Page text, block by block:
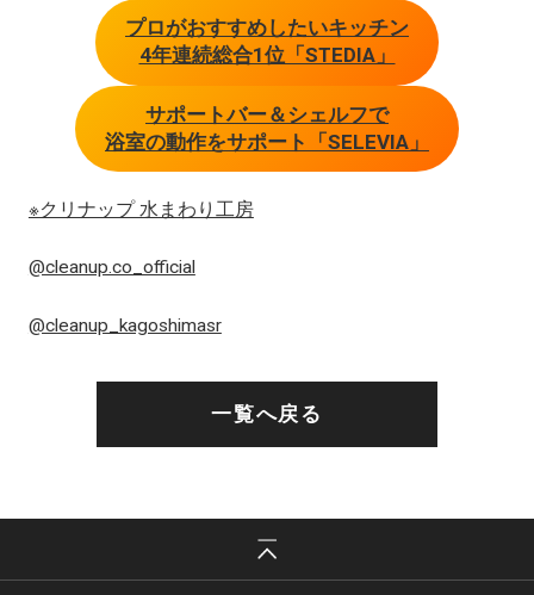
プロがおすすめしたいキッチン
4年連続総合1位「STEDIA」
サポートバー＆シェルフで
浴室の動作をサポート「SELEVIA」
※クリナップ 水まわり工房
@cleanup.co_official
@cleanup_kagoshimasr
一覧へ戻る